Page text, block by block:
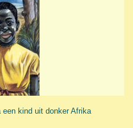
kind uit donker Afrika